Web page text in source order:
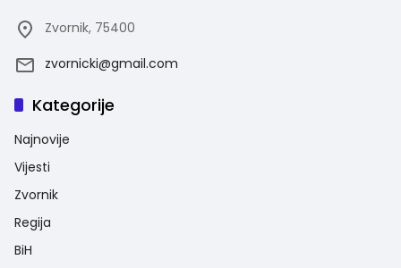
Zvornik, 75400
zvornicki@gmail.com
Kategorije
Najnovije
Vijesti
Zvornik
Regija
BiH